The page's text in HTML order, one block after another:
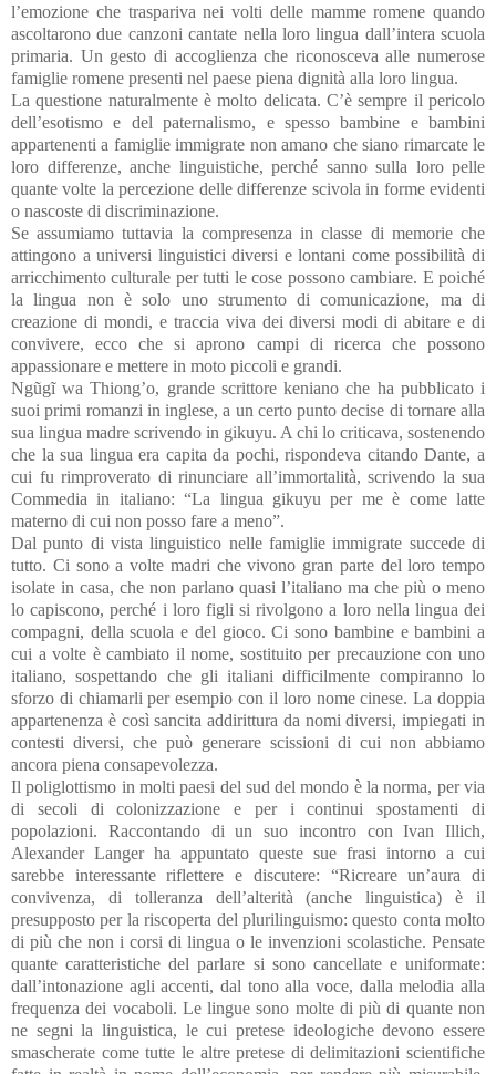
l’emozione che traspariva nei volti delle mamme romene quando
ascoltarono due canzoni cantate nella loro lingua dall’intera scuola
primaria. Un gesto di accoglienza che riconosceva alle numerose
famiglie romene presenti nel paese piena dignità alla loro lingua.
La questione naturalmente è molto delicata. C’è sempre il pericolo
dell’esotismo e del paternalismo, e spesso bambine e bambini
appartenenti a famiglie immigrate non amano che siano rimarcate le
loro differenze, anche linguistiche, perché sanno sulla loro pelle
quante volte la percezione delle differenze scivola in forme evidenti
o nascoste di discriminazione.
Se assumiamo tuttavia la compresenza in classe di memorie che
attingono a universi linguistici diversi e lontani come possibilità di
arricchimento culturale per tutti le cose possono cambiare. E poiché
la lingua non è solo uno strumento di comunicazione, ma di
creazione di mondi, e traccia viva dei diversi modi di abitare e di
convivere, ecco che si aprono campi di ricerca che possono
appassionare e mettere in moto piccoli e grandi.
Ngũgĩ wa Thiong’o, grande scrittore keniano che ha pubblicato i
suoi primi romanzi in inglese, a un certo punto decise di tornare alla
sua lingua madre scrivendo in gikuyu. A chi lo criticava, sostenendo
che la sua lingua era capita da pochi, rispondeva citando Dante, a
cui fu rimproverato di rinunciare all’immortalità, scrivendo la sua
Commedia in italiano: “La lingua gikuyu per me è come latte
materno di cui non posso fare a meno”.
Dal punto di vista linguistico nelle famiglie immigrate succede di
tutto. Ci sono a volte madri che vivono gran parte del loro tempo
isolate in casa, che non parlano quasi l’italiano ma che più o meno
lo capiscono, perché i loro figli si rivolgono a loro nella lingua dei
compagni, della scuola e del gioco. Ci sono bambine e bambini a
cui a volte è cambiato il nome, sostituito per precauzione con uno
italiano, sospettando che gli italiani difficilmente compiranno lo
sforzo di chiamarli per esempio con il loro nome cinese. La doppia
appartenenza è così sancita addirittura da nomi diversi, impiegati in
contesti diversi, che può generare scissioni di cui non abbiamo
ancora piena consapevolezza.
Il poliglottismo in molti paesi del sud del mondo è la norma, per via
di secoli di colonizzazione e per i continui spostamenti di
popolazioni. Raccontando di un suo incontro con Ivan Illich,
Alexander Langer ha appuntato queste sue frasi intorno a cui
sarebbe interessante riflettere e discutere: “Ricreare un’aura di
convivenza, di tolleranza dell’alterità (anche linguistica) è il
presupposto per la riscoperta del plurilinguismo: questo conta molto
di più che non i corsi di lingua o le invenzioni scolastiche. Pensate
quante caratteristiche del parlare si sono cancellate e uniformate:
dall’intonazione agli accenti, dal tono alla voce, dalla melodia alla
frequenza dei vocaboli. Le lingue sono molte di più di quante non
ne segni la linguistica, le cui pretese ideologiche devono essere
smascherate come tutte le altre pretese di delimitazioni scientifiche